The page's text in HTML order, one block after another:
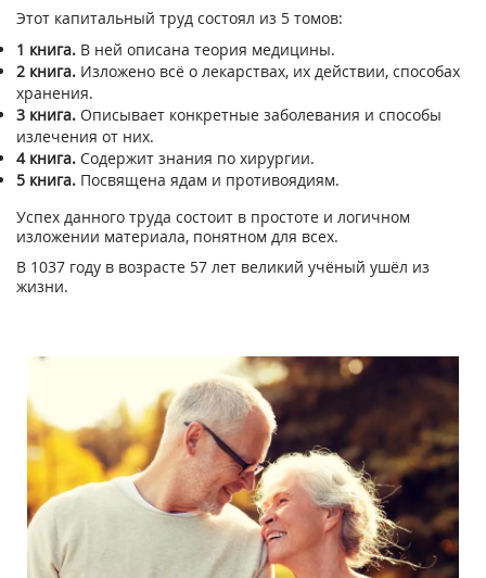
Этот капитальный труд состоял из 5 томов:
1 книга. В ней описана теория медицины.
2 книга. Изложено всё о лекарствах, их действии, способах
хранения.
3 книга. Описывает конкретные заболевания и способы
излечения от них.
4 книга. Содержит знания по хирургии.
5 книга. Посвящена ядам и противоядиям.
Успех данного труда состоит в простоте и логичном
изложении материала, понятном для всех.
В 1037 году в возрасте 57 лет великий учёный ушёл из
жизни.